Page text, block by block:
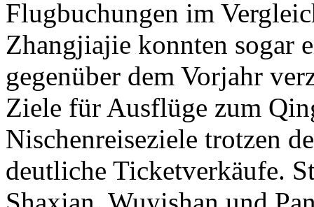
Flugbuchungen im
Zhangjiajie konnten sogar
gegenüber dem Vorjahr
Ziele für Ausflüge zum
Nischenreiseziele trotzen
deutliche Ticketverkäufe.